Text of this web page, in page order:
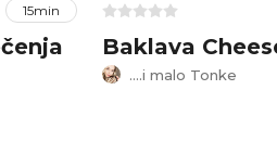
15min
Baklava
....i malo Tonke